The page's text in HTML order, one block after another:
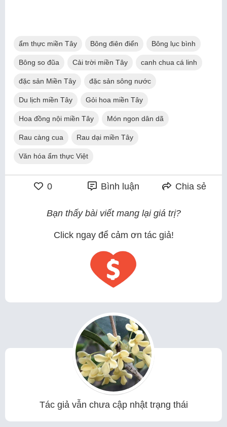
ẩm thực miền Tây Bông điên điển Bông lục bình
Bông so đũa Cải trời miền Tây canh chua cá linh
đặc sản Miền Tây đặc sản sông nước
Du lịch miền Tây Gỏi hoa miền Tây
Hoa đồng nội miền Tây Món ngon dân dã
Rau càng cua Rau dại miền Tây
Văn hóa ẩm thực Việt
0 Bình luận Chia sẻ
Bạn thấy bài viết mang lại giá trị?
Click ngay để cảm ơn tác giả!
Tác giả vẫn chưa cập nhật trạng thái